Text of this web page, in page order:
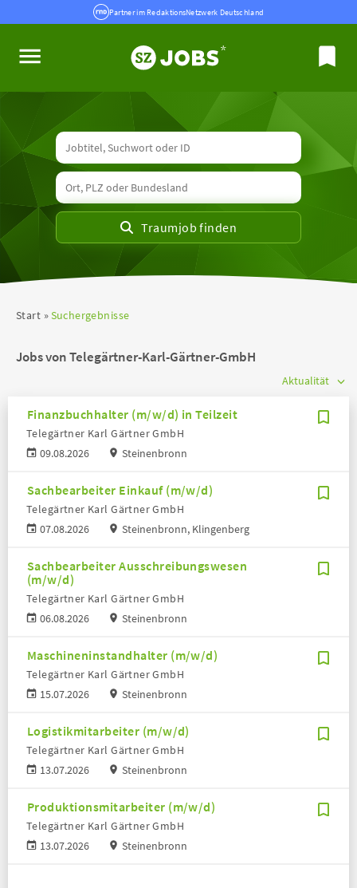
Partner im RedaktionsNetzwerk Deutschland
Start Suchergebnisse
Jobs von Telegärtner-Karl-Gärtner-GmbH
Finanzbuchhalter (m/w/d) in Teilzeit
09.08.2026
Telegärtner Karl Gärtner GmbH
Steinenbronn
Sachbearbeiter Einkauf (m/w/d)
07.08.2026
Telegärtner Karl Gärtner GmbH
Steinenbronn, Klingenberg
Sachbearbeiter Ausschreibungswesen
(m/w/d)
06.08.2026
Telegärtner Karl Gärtner GmbH
Steinenbronn
Maschineninstandhalter (m/w/d)
15.07.2026
Telegärtner Karl Gärtner GmbH
Steinenbronn
Logistikmitarbeiter (m/w/d)
13.07.2026
Telegärtner Karl Gärtner GmbH
Steinenbronn
Produktionsmitarbeiter (m/w/d)
13.07.2026
Telegärtner Karl Gärtner GmbH
Steinenbronn